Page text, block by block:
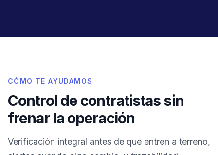
CÓMO TE AYUDAMOS
Control de contratistas sin
frenar la operación
Verificación integral antes de que entren a terreno,